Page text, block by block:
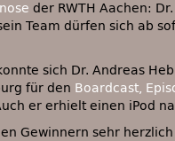
der RWTH Aachen:
Team dürfen sich ab
sich Dr. Andreas
für den Boardcast,
er erhielt einen iPod
Gewinnern sehr herzlich